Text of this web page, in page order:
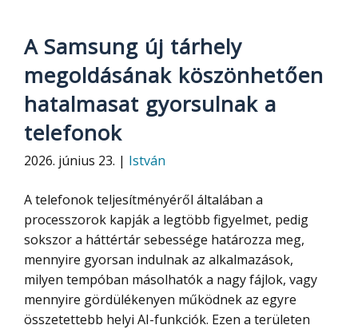
A Samsung új tárhely
megoldásának köszönhetően
hatalmasat gyorsulnak a
telefonok
2026. június 23. | István
A telefonok teljesítményéről általában a
processzorok kapják a legtöbb figyelmet, pedig
sokszor a háttértár sebessége határozza meg,
mennyire gyorsan indulnak az alkalmazások,
milyen tempóban másolhatók a nagy fájlok, vagy
mennyire gördülékenyen működnek az egyre
összetettebb helyi AI-funkciók. Ezen a területen